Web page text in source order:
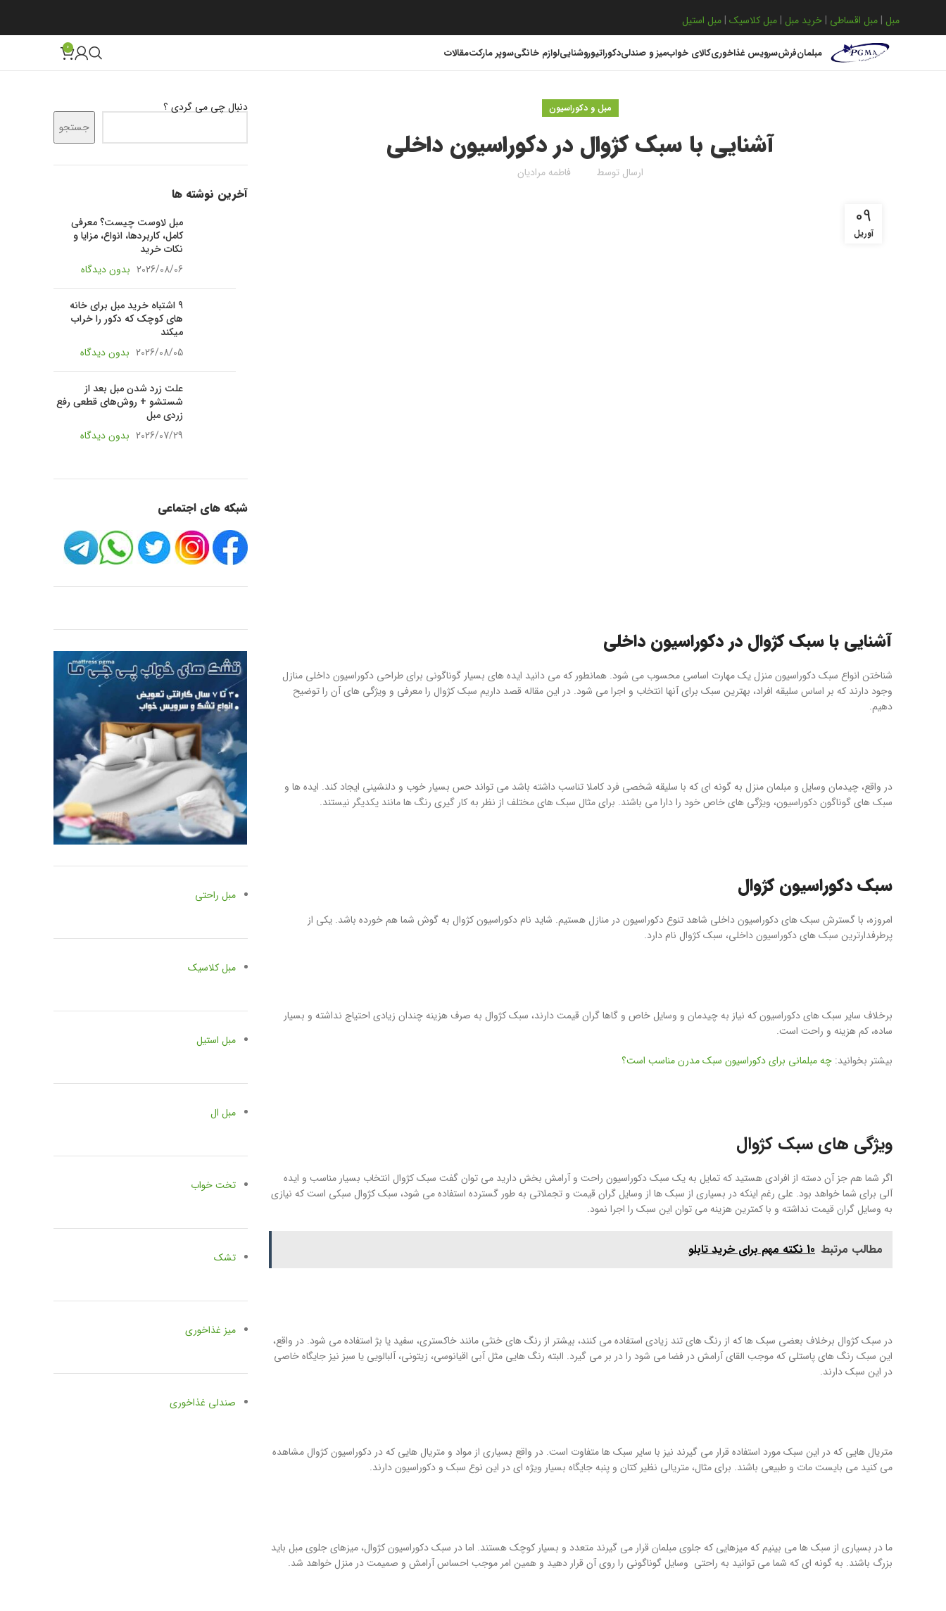
مبل | مبل اقساطی | خرید مبل | مبل کلاسیک | مبل استیل
مبلمانفرشسرویس غذاخوریکالای خوابمیز و صندلیدکوراتیوروشناییلوازم خانگیسوپر مارکتمقالات 0
مبل و دکوراسیون
آشنایی با سبک کژوال در دکوراسیون داخلی
ارسال توسط فاطمه مرادیان
09
آوریل
آشنایی با سبک کژوال در دکوراسیون داخلی
شناختن انواع سبک دکوراسیون منزل یک مهارت اساسی محسوب می شود. همانطور که می دانید ایده های بسیار گوناگونی برای طراحی دکوراسیون داخلی منازل
وجود دارند که بر اساس سلیقه افراد، بهترین سبک برای آنها انتخاب و اجرا می شود. در این مقاله قصد داریم سبک کژوال را معرفی و ویژگی های آن را توضیح
دهیم.
در واقع، چیدمان وسایل و مبلمان منزل به گونه ای که با سلیقه شخصی فرد کاملا تناسب داشته باشد می تواند حس بسیار خوب و دلنشینی ایجاد کند. ایده ها و
سبک های گوناگون دکوراسیون، ویژگی های خاص خود را دارا می باشند. برای مثال سبک های مختلف از نظر به کار گیری رنگ ها مانند یکدیگر نیستند.
سبک دکوراسیون کژوال
امروزه، با گسترش سبک های دکوراسیون داخلی شاهد تنوع دکوراسیون در منازل هستیم. شاید نام دکوراسیون کژوال به گوش شما هم خورده باشد. یکی از
پرطرفدارترین سبک های دکوراسیون داخلی، سبک کژوال نام دارد.
برخلاف سایر سبک های دکوراسیون که نیاز به چیدمان و وسایل خاص و گاها گران قیمت دارند، سبک کژوال به صرف هزینه چندان زیادی احتیاج نداشته و بسیار
ساده، کم هزینه و راحت است.
بیشتر بخوانید: چه مبلمانی برای دکوراسیون سبک مدرن مناسب است؟
ویژگی های سبک کژوال
اگر شما هم جز آن دسته از افرادی هستید که تمایل به یک سبک دکوراسیون راحت و آرامش بخش دارید می توان گفت سبک کژوال انتخاب بسیار مناسب و ایده
آلی برای شما خواهد بود. علی رغم اینکه در بسیاری از سبک ها از وسایل گران قیمت و تجملاتی به طور گسترده استفاده می شود، سبک کژوال سبکی است که نیازی
به وسایل گران قیمت نداشته و با کمترین هزینه می توان این سبک را اجرا نمود.
مطالب مرتبط 10 نکته مهم برای خرید تابلو
در سبک کژوال برخلاف بعضی سبک ها که از رنگ های تند زیادی استفاده می کنند، بیشتر از رنگ های خنثی مانند خاکستری، سفید یا بژ استفاده می شود. در واقع،
این سبک رنگ های پاستلی که موجب القای آرامش در فضا می شود را در بر می گیرد. البته رنگ هایی مثل آبی اقیانوسی، زیتونی، آلبالویی یا سبز نیز جایگاه خاصی
در این سبک دارند.
متریال هایی که در این سبک مورد استفاده قرار می گیرند نیز با سایر سبک ها متفاوت است. در واقع بسیاری از مواد و متریال هایی که در دکوراسیون کژوال مشاهده
می کنید می بایست مات و طبیعی باشند. برای مثال، متریالی نظیر کتان و پنبه جایگاه بسیار ویژه ای در این نوع سبک و دکوراسیون دارند.
ما در بسیاری از سبک ها می بینیم که میزهایی که جلوی مبلمان قرار می گیرند متعدد و بسیار کوچک هستند. اما در سبک دکوراسیون کژوال، میزهای جلوی مبل باید
بزرگ باشند. به گونه ای که شما می توانید به راحتی وسایل گوناگونی را روی آن قرار دهید و همین امر موجب احساس آرامش و صمیمت در منزل خواهد شد.
دنبال چی می گردی ؟
جستجو
آخرین نوشته ها
مبل لاوست چیست؟ معرفی
کامل، کاربردها، انواع، مزایا و
نکات خرید
2026/08/06 بدون دیدگاه
9 اشتباه خرید مبل برای خانه
های کوچک که دکور را خراب
میکند
2026/08/05 بدون دیدگاه
علت زرد شدن مبل بعد از
شستشو + روش‌های قطعی رفع
زردی مبل
2026/07/29 بدون دیدگاه
شبکه های اجتماعی
مبل راحتی
مبل کلاسیک
مبل استیل
مبل ال
تخت خواب
تشک
میز غذاخوری
صندلی غذاخوری